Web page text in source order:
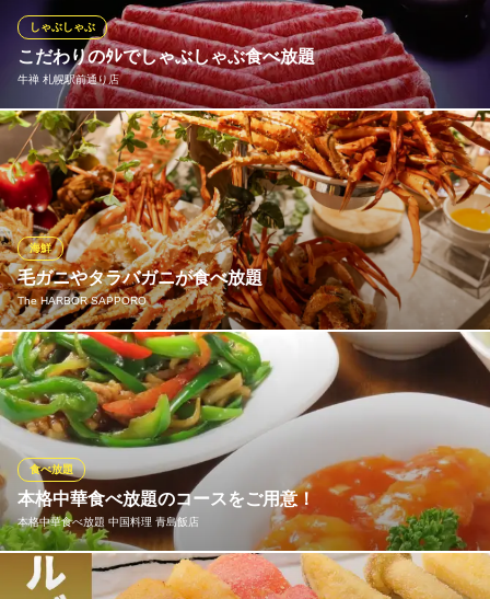
焼肉と海鮮 じゃんごー
焼肉と海鮮の居酒屋
札幌市営地下鉄南北線大通駅 徒歩5分
北海道札幌市中央区南2条東2-1-3
こだわりのﾀﾚでしゃぶしゃぶ食べ放題
牛禅 札幌駅前通り店
しゃぶしゃぶ
北海道産の豚から日本各地の黒毛和牛まで、全6種類のお肉をご用
意しております。 お肉で満たされたい方には、食べ放題をおすす
め！
牛禅 札幌駅前通り店
しゃぶしゃぶ すきやき
札幌市営地下鉄南北線大通駅6番出口 徒歩4分
北海道札幌市中央区北1条西3-3-11 桂和北1条ビル11F
毛ガニやタラバガニが食べ放題
The HARBOR SAPPORO
海鮮
圧巻のボリュームで大満足！新鮮なカニを好きなだけ楽しめる贅
沢バイキングです。旨味が凝縮されたカニの足を豪快に食べ比べ
る、ビュッフェならではの至福の時間を、ご家族やご友人と心ゆ
くまでお楽しみください。
The HARBOR SAPPORO
ビュッフェレストラン
札幌市電山鼻線資生館小学校前駅 徒歩5分
北海道札幌市中央区南2条西6-1-1 ホテルアベスト札幌B1
本格中華食べ放題のコースをご用意！
本格中華食べ放題 中国料理 青島飯店
食べ放題
大人気のテーブルオーダーバイキングは全60品食べ放題。120分